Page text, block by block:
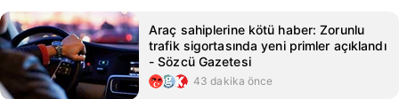
Araç sahiplerine kötü haber: Zorunlu
trafik sigortasında yeni primler açıklandı
- Sözcü Gazetesi
43 dakika önce